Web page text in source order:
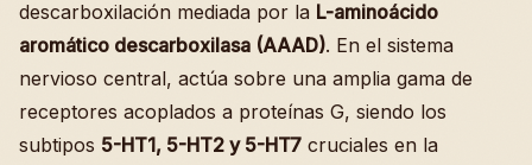
descarboxilación mediada por la L-aminoácido
aromático descarboxilasa (AAAD). En el sistema
nervioso central, actúa sobre una amplia gama de
receptores acoplados a proteínas G, siendo los
subtipos 5-HT1, 5-HT2 y 5-HT7 cruciales en la